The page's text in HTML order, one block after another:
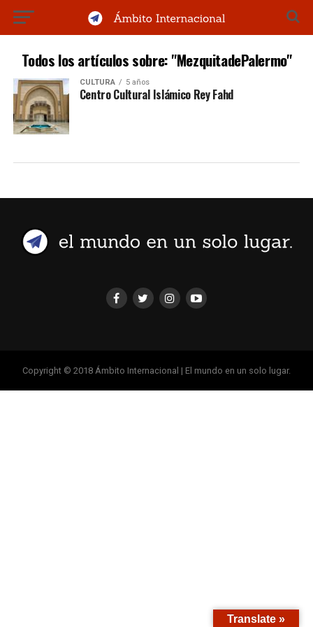
Todos los artículos sobre: "MezquitadePalermo"
CULTURA 5 años
Centro Cultural Islámico Rey Fahd
Copyright © 2018 Ámbito Internacional | El mundo en un solo lugar.
Translate »